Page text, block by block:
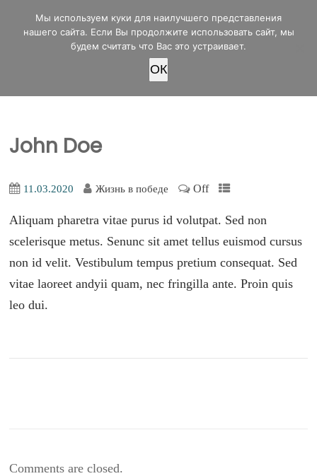
office@lifeinvictory.ru
+7 950 189 4420
Россия, г.Оренбург, ул.Мира 32/2
John Doe
11.03.2020 Жизнь в победе Off
Aliquam pharetra vitae purus id volutpat. Sed non
scelerisque metus. Senunc sit amet tellus euismod cursus
non id velit. Vestibulum tempus pretium consequat. Sed
vitae laoreet andyii quam, nec fringilla ante. Proin quis
leo dui.
Comments are closed.
Мы используем куки для наилучшего представления
нашего сайта. Если Вы продолжите использовать сайт, мы
будем считать что Вас это устраивает.
OК